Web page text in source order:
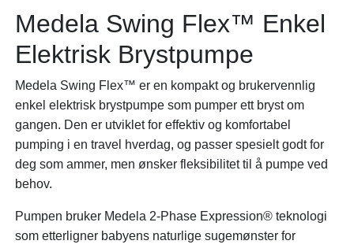
Medela Swing Flex™ Enkel
Elektrisk Brystpumpe
Medela Swing Flex™ er en kompakt og brukervennlig
enkel elektrisk brystpumpe som pumper ett bryst om
gangen. Den er utviklet for effektiv og komfortabel
pumping i en travel hverdag, og passer spesielt godt for
deg som ammer, men ønsker fleksibilitet til å pumpe ved
behov.
Pumpen bruker Medela 2-Phase Expression® teknologi
som etterligner babyens naturlige sugemønster for